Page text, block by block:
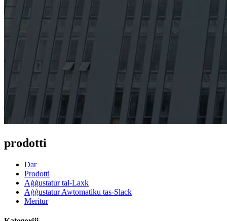
prodotti
Dar
Prodotti
Aġġustatur tal-Laxk
Aġġustatur Awtomatiku tas-Slack
Meritur